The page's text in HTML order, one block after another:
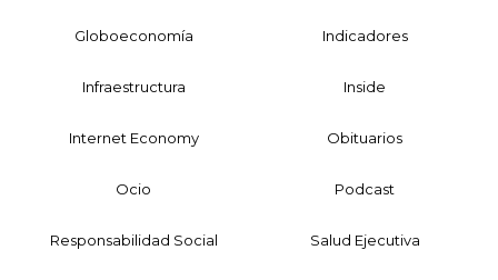
Globoeconomía Indicadores
Infraestructura Inside
Internet Economy Obituarios
Ocio Podcast
Responsabilidad Social Salud Ejecutiva